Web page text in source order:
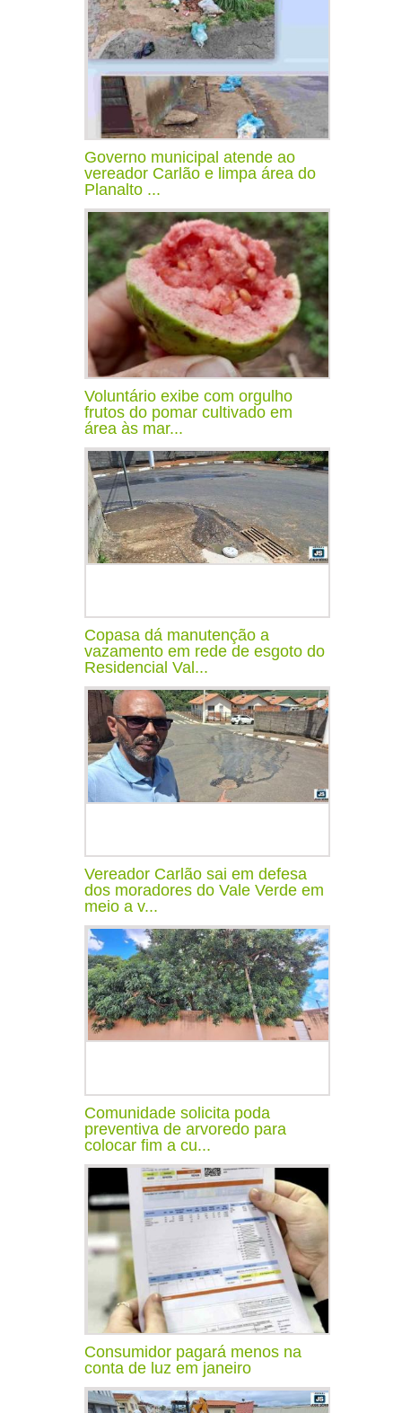
Governo municipal atende ao
vereador Carlão e limpa área do
Planalto ...
Voluntário exibe com orgulho
frutos do pomar cultivado em
área às mar...
Copasa dá manutenção a
vazamento em rede de esgoto do
Residencial Val...
Vereador Carlão sai em defesa
dos moradores do Vale Verde em
meio a v...
Comunidade solicita poda
preventiva de arvoredo para
colocar fim a cu...
Consumidor pagará menos na
conta de luz em janeiro